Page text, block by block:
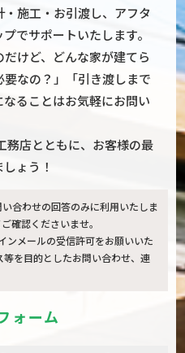
施工・お引渡し、アフタ
でサポートいたします。
だけど、どんな家が建てら
なの？」「引き渡しまで
ることはお気軽にお問い
務店とともに、お客様の最
ょう！
合わせの回答のみに利用いたしま
確認くださいませ。
メールの受信許可をお願いいた
を目的としたお問い合わせ、連
ォーム